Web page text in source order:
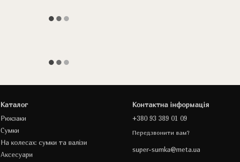
Каталог
Рюкзаки
Сумки
На колесах: сумки та валізи
Аксесуари
Контактна інформація
+380 93 389 01 09
Передзвонити вам?
super-sumka@meta.ua